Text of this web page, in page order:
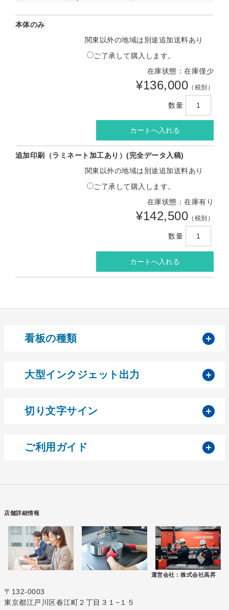
本体のみ
関東以外の地域は別途追加送料あり
ご了承して購入します。
在庫状態：在庫僅少
¥136,000 （税別）
数量
追加印刷（ラミネート加工あり）(完全データ入稿)
関東以外の地域は別途追加送料あり
ご了承して購入します。
在庫状態：在庫有り
¥142,500 （税別）
数量
看板の種類
大型インクジェット出力
切り文字サイン
ご利用ガイド
店舗詳細情報
運営会社 : 株式会社高昇
〒132-0003
東京都江戸川区春江町２丁目３１−１５